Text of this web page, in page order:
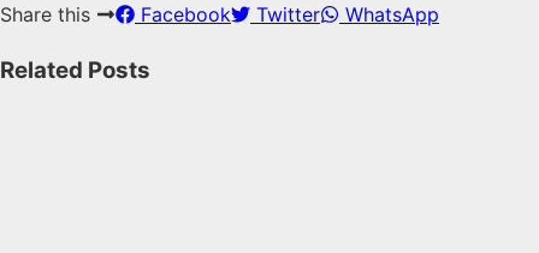
Share this Facebook Twitter WhatsApp
Related Posts